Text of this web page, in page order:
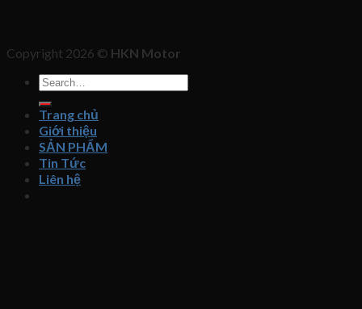
Copyright 2026 © HKN Motor
Search
for:
Trang chủ
Giới thiệu
SẢN PHẨM
Tin Tức
Liên hệ